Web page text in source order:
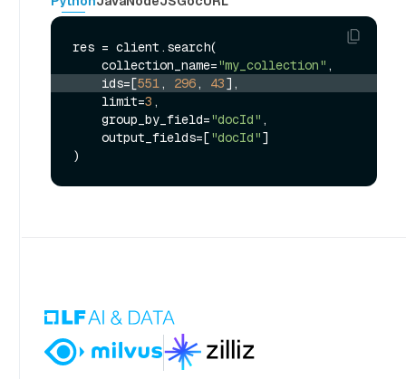
res = client.search(
    collection_name=
"my_collection"
    ids=[
551 , 296 , 43],
    limit=
3 ,
    group_by_field=
"docId" ,
    output_fields=[
"docId"]